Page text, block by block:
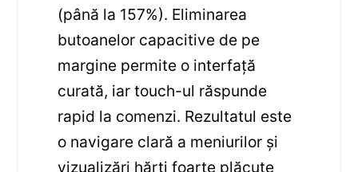
(până la 157%). Eliminarea
butoanelor capacitive de pe
margine permite o interfață
curată, iar touch-ul răspunde
rapid la comenzi. Rezultatul este
o navigare clară a meniurilor și
vizualizări hărți foarte plăcute